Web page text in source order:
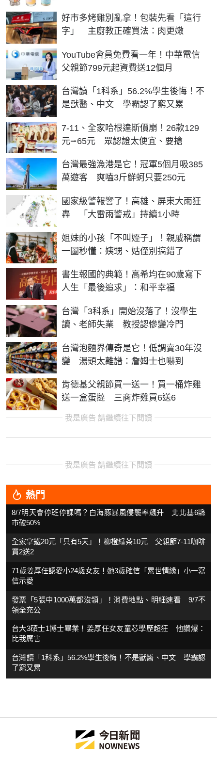
好市多烤雞別亂拿！包裝先看「這行
字」 主廚教正確買法：肉更嫩
YouTube會員免費看一年！中華電信
父親節799元起資費送12個月
台灣讀「1科系」56.2%學生後悔！不
是獸醫、中文 學霸認了窮又累
7-11、全家哈根達斯價崩！26款129
元⭢65元 眾認證太便宜、要搶
台灣最強漁港是它！冠軍5個月吸385
萬遊客 爽嗑3斤鮮蚵只要250元
國家級警報響了！高雄、屏東大雨狂
轟 「大雷雨警戒」持續1小時
姐妹的小孩「不叫姪子」！親戚稱謂
一圖秒懂：姨甥、姑侄別搞錯了
書生報國的典範！高希均在90歲寫下
人生「最後追求」：和平幸福
台灣「3科系」開始沒落了！沒學生
讀、老師失業 教授認慘變冷門
台灣泡麵界傳奇是它！低調賣30年沒
變 湯頭太離譜：詹姆士也嚇到
肯德基父親節買一送一！買一桶炸雞
送一盒蛋撻 三商炸雞買6送6
我是廣告 請繼續往下閱讀
我是廣告 請繼續往下閱讀
熱門
8/7明天會停班停課嗎？白海豚暴風侵襲率飆升 北北基6縣
市破50%
全家拿鐵20元「只有5天」！柳橙綠茶10元 父親節7-11咖啡
買2送2
71歲姜厚任認愛小24歲女友！她3歲確信「累世情緣」小一寫
信示愛
發票「5張中1000萬都沒領」！消費地點、明細速看 9/7不
領全充公
台大3碩士1博士畢業！姜厚任女友童芯學歷超狂 他讚爆：
比我厲害
台灣讀「1科系」56.2%學生後悔！不是獸醫、中文 學霸認
了窮又累